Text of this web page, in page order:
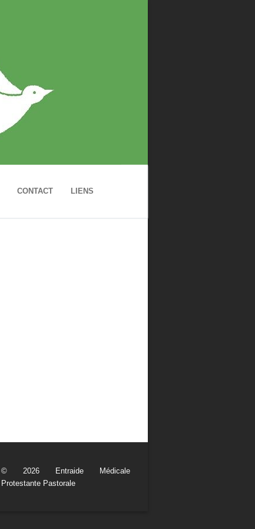
CONTACT LIENS
© 2026 Entraide Médicale
Protestante Pastorale